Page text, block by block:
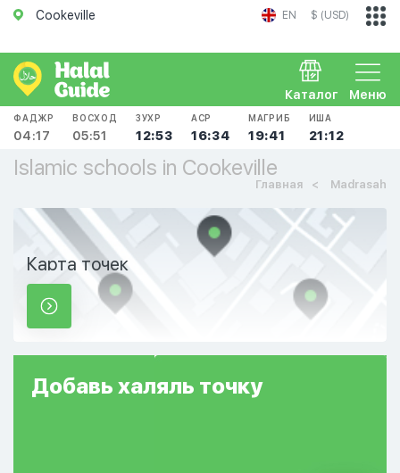
Cookeville EN $ (USD)
Меню
Каталог
ФАДЖР
04:17
ВОСХОД
05:51
ЗУХР
12:53
АСР
16:34
МАГРИБ
19:41
ИША
21:12
Islamic schools in Cookeville
Главная Madrasah
Карта точек
Добавь халяль точку